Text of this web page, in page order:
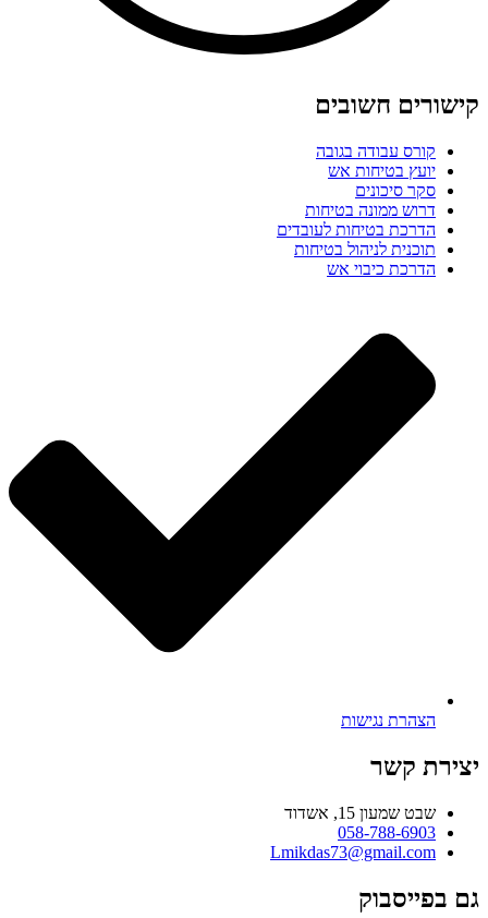
קישורים חשובים
קורס עבודה בגובה
יועץ בטיחות אש
סקר סיכונים
דרוש ממונה בטיחות
הדרכת בטיחות לעובדים
תוכנית לניהול בטיחות
הדרכת כיבוי אש
הצהרת נגישות
יצירת קשר
שבט שמעון 15, אשדוד
058-788-6903
Lmikdas73@gmail.com
גם בפייסבוק